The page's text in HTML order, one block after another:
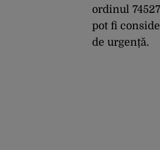
ordinul
pot fi
de urgență.